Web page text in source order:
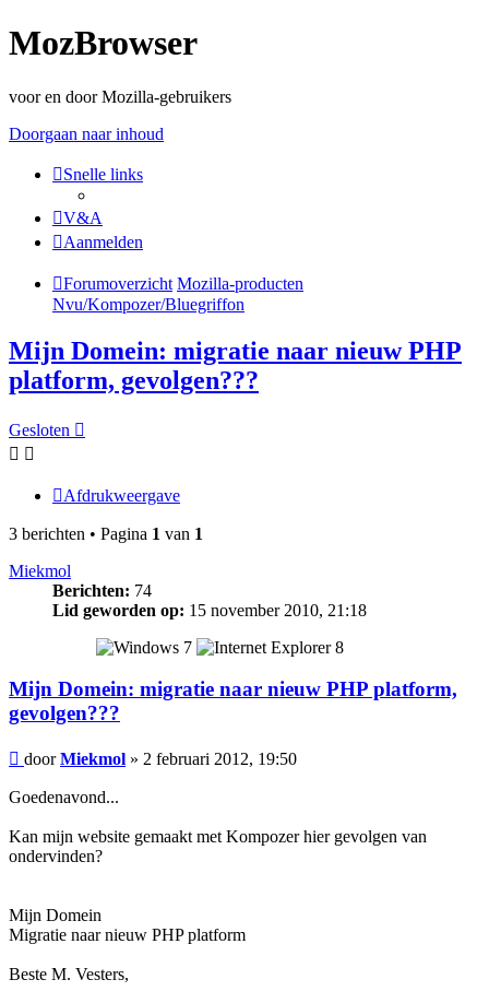
MozBrowser
voor en door Mozilla-gebruikers
Doorgaan naar inhoud
Snelle links
V&A
Aanmelden
Forumoverzicht Mozilla-producten
Nvu/Kompozer/Bluegriffon
Mijn Domein: migratie naar nieuw PHP
platform, gevolgen???
Gesloten
Afdrukweergave
3 berichten • Pagina 1 van 1
Miekmol
Berichten: 74
Lid geworden op: 15 november 2010, 21:18
Mijn Domein: migratie naar nieuw PHP platform,
gevolgen???
Bericht
doorMiekmol » 2 februari 2012, 19:50
Goedenavond...
Kan mijn website gemaakt met Kompozer hier gevolgen van
ondervinden?
Mijn Domein
Migratie naar nieuw PHP platform
Beste M. Vesters,